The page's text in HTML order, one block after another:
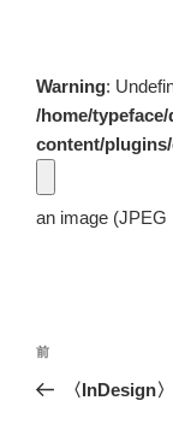
Warning:
/home/
content/
an image
投
ナ
前
の
前
〈InDesign